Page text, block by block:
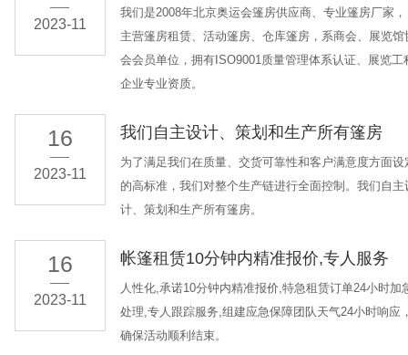
2023-11
我们是2008年北京奥运会篷房供应商、专业篷房厂家，
主营篷房租赁、活动篷房、仓库篷房，系商会、展览馆
会会员单位，拥有ISO9001质量管理体系认证、展览工
企业专业资质。
16
2023-11
我们自主设计、策划和生产所有篷房
为了满足我们在质量、交货可靠性和客户满意度方面设
的高标准，我们对整个生产链进行全面控制。我们自主
计、策划和生产所有篷房。
16
2023-11
帐篷租赁10分钟内精准报价,专人服务
人性化,承诺10分钟内精准报价,特急租赁订单24小时加
处理,专人跟踪服务,组建应急保障团队天气24小时响应
确保活动顺利结束。